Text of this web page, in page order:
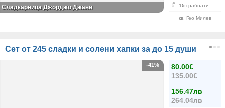
15 грабнати
кв. Гео Милев
Сладкарница Джорджо Джани
Сет от 245 сладки и солени хапки за до 15 души
80.00€
135.00€
156.47лв
264.04лв
-41%